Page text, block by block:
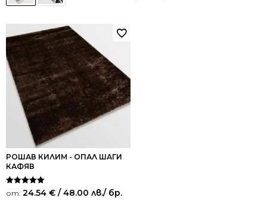
РОШАВ КИЛИМ - ОПАЛ ШАГИ
КАФЯВ
Оценено на
5.00
от: 24.54 € / 48.00 лв./ бр.